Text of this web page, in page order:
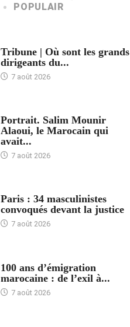
POPULAIR
Tribune | Où sont les grands
dirigeants du...
7 août 2026
Portrait. Salim Mounir
Alaoui, le Marocain qui
avait...
7 août 2026
Paris : 34 masculinistes
convoqués devant la justice
7 août 2026
100 ans d’émigration
marocaine : de l’exil à...
7 août 2026